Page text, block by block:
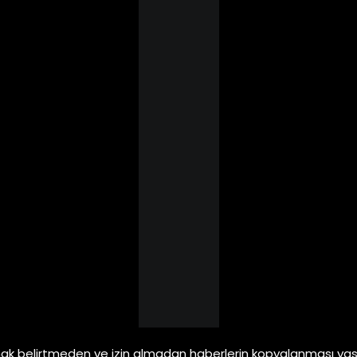
belirtmeden ve izin almadan haberlerin kopyalanması